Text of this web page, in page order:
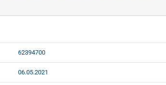
62394700
06.05.2021